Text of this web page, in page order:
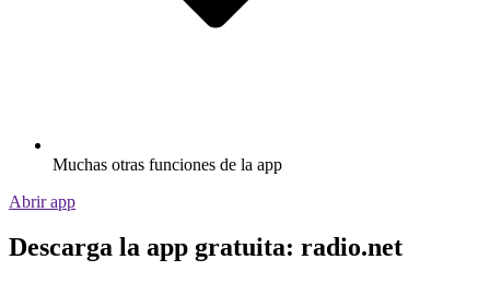
Muchas otras funciones de la app
Abrir app
Descarga la app gratuita: radio.net